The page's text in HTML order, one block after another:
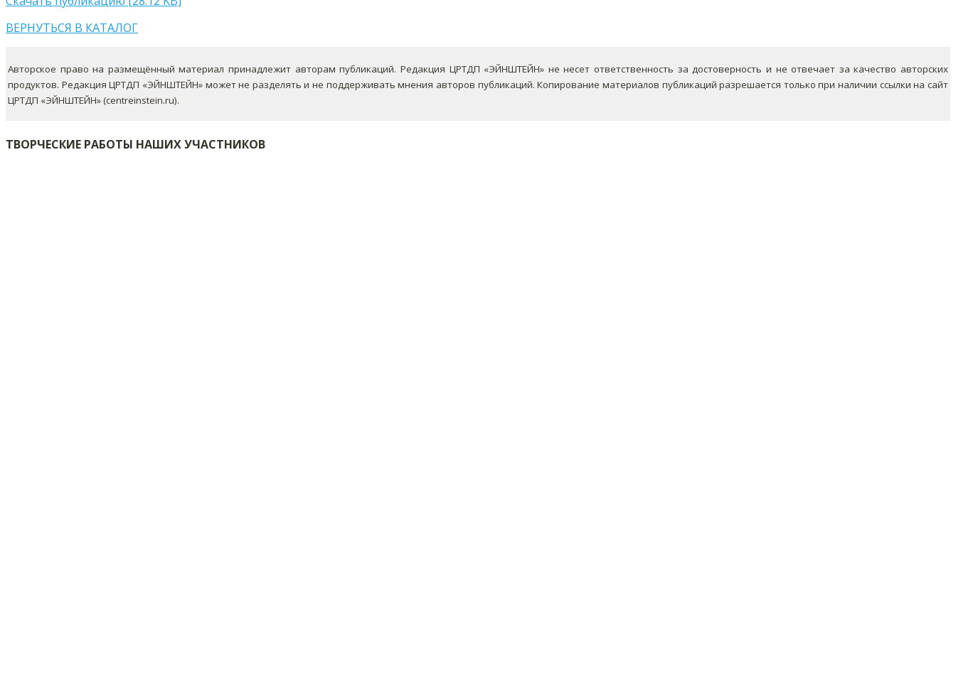
ВЕРНУТЬСЯ В КАТАЛОГ
Авторское право на размещённый материал принадлежит авторам публикаций. Редакция ЦРТДП «ЭЙНШТЕЙН» не несет ответственность за достоверность и не отвечает за качество авторских
продуктов. Редакция ЦРТДП «ЭЙНШТЕЙН» может не разделять и не поддерживать мнения авторов публикаций.Копирование материалов публикаций разрешается только при наличии ссылки на сайт
ЦРТДП «ЭЙНШТЕЙН» (centreinstein.ru).
ТВОРЧЕСКИЕ РАБОТЫ НАШИХ УЧАСТНИКОВ